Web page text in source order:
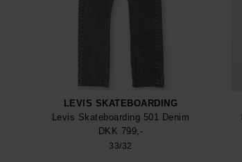
LEVIS SKATEBOARDING
Levis Skateboarding 501 Denim
DKK 799,-
33/32